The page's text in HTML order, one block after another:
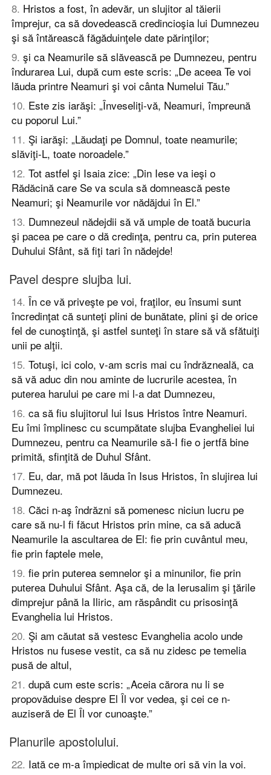
8. Hristos a fost, în adevăr, un slujitor al tăierii
împrejur, ca să dovedească credincioşia lui Dumnezeu
şi să întărească făgăduinţele date părinţilor;
9. şi ca Neamurile să slăvească pe Dumnezeu, pentru
îndurarea Lui, după cum este scris: „De aceea Te voi
lăuda printre Neamuri şi voi cânta Numelui Tău.”
10. Este zis iarăşi: „Înveseliţi-vă, Neamuri, împreună
cu poporul Lui.”
11. Şi iarăşi: „Lăudaţi pe Domnul, toate neamurile;
slăviţi-L, toate noroadele.”
12. Tot astfel şi Isaia zice: „Din Iese va ieşi o
Rădăcină care Se va scula să domnească peste
Neamuri; şi Neamurile vor nădăjdui în El.”
13. Dumnezeul nădejdii să vă umple de toată bucuria
şi pacea pe care o dă credinţa, pentru ca, prin puterea
Duhului Sfânt, să fiţi tari în nădejde!
Pavel despre slujba lui.
14. În ce vă priveşte pe voi, fraţilor, eu însumi sunt
încredinţat că sunteţi plini de bunătate, plini şi de orice
fel de cunoştinţă, şi astfel sunteţi în stare să vă sfătuiţi
unii pe alţii.
15. Totuşi, ici colo, v-am scris mai cu îndrăzneală, ca
să vă aduc din nou aminte de lucrurile acestea, în
puterea harului pe care mi l-a dat Dumnezeu,
16. ca să fiu slujitorul lui Isus Hristos între Neamuri.
Eu îmi împlinesc cu scumpătate slujba Evangheliei lui
Dumnezeu, pentru ca Neamurile să-I fie o jertfă bine
primită, sfinţită de Duhul Sfânt.
17. Eu, dar, mă pot lăuda în Isus Hristos, în slujirea lui
Dumnezeu.
18. Căci n-aş îndrăzni să pomenesc niciun lucru pe
care să nu-l fi făcut Hristos prin mine, ca să aducă
Neamurile la ascultarea de El: fie prin cuvântul meu,
fie prin faptele mele,
19. fie prin puterea semnelor şi a minunilor, fie prin
puterea Duhului Sfânt. Aşa că, de la Ierusalim şi ţările
dimprejur până la Iliric, am răspândit cu prisosinţă
Evanghelia lui Hristos.
20. Şi am căutat să vestesc Evanghelia acolo unde
Hristos nu fusese vestit, ca să nu zidesc pe temelia
pusă de altul,
21. după cum este scris: „Aceia cărora nu li se
propovăduise despre El Îl vor vedea, şi cei ce n-
auziseră de El Îl vor cunoaşte.”
Planurile apostolului.
22. Iată ce m-a împiedicat de multe ori să vin la voi.